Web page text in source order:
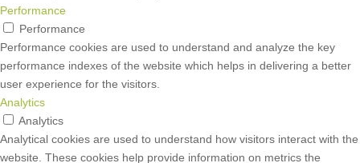
Performance
Performance
Performance cookies are used to understand and analyze the key
performance indexes of the website which helps in delivering a better
user experience for the visitors.
Analytics
Analytics
Analytical cookies are used to understand how visitors interact with the
website. These cookies help provide information on metrics the